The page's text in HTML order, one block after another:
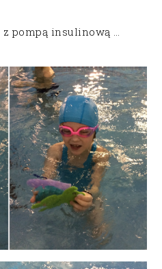
pompą insulinową …